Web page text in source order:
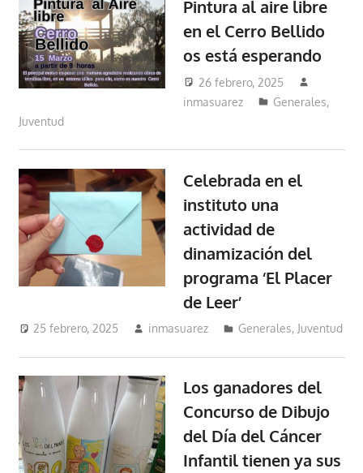
Pintura al aire libre
en el Cerro Bellido
os está esperando
26 febrero, 2025
inmasuarez
Generales,
Juventud
Celebrada en el
instituto una
actividad de
dinamización del
programa ‘El Placer
de Leer’
25 febrero, 2025 inmasuarez Generales, Juventud
Los ganadores del
Concurso de Dibujo
del Día del Cáncer
Infantil tienen ya sus